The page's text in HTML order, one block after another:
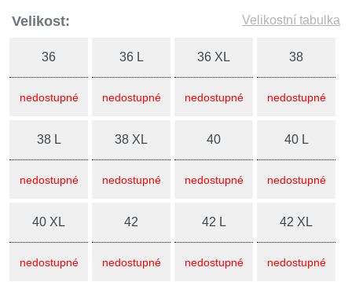
Velikost: Velikostní tabulka
36
nedostupné
36 L
nedostupné
36 XL
nedostupné
38
nedostupné
38 L
nedostupné
38 XL
nedostupné
40
nedostupné
40 L
nedostupné
40 XL
nedostupné
42
nedostupné
42 L
nedostupné
42 XL
nedostupné